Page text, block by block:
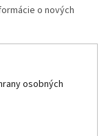
o nových
osobných